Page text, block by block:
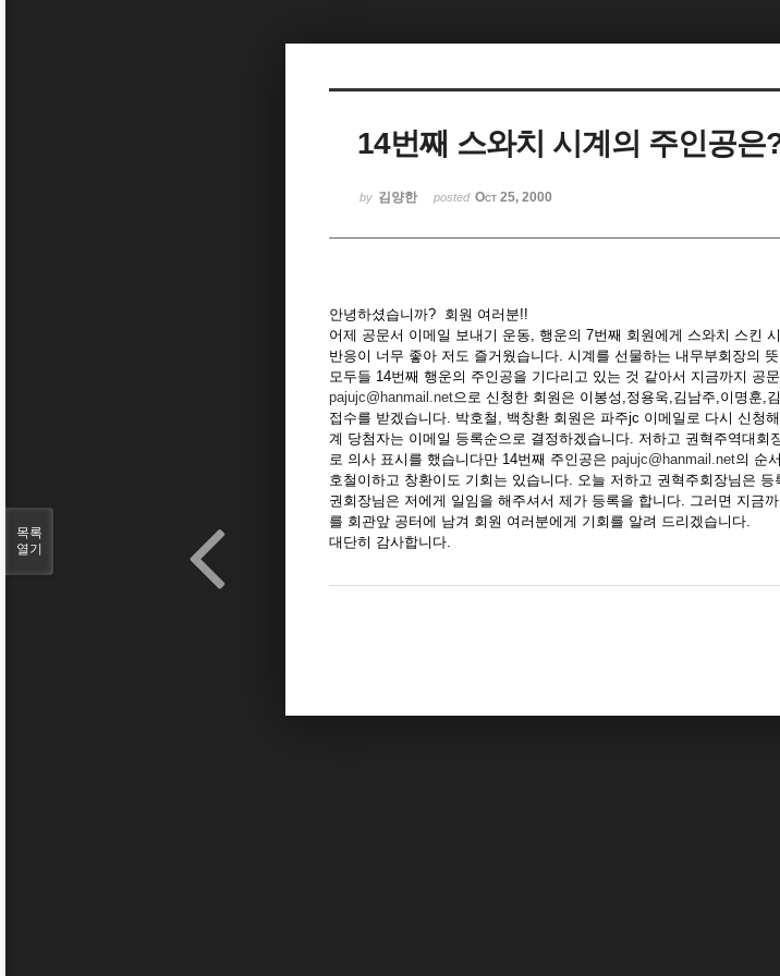
14번째 스와치 시계의 주인공은
by 김양한 posted Oct 25, 2000
안녕하셨습니까? 회원 여러분!!
어제 공문서 이메일 보내기 운동, 행운의 7번째 회원에게 스와치 스킨
반응이 너무 좋아 저도 즐거웠습니다. 시계를 선물하는 내무부회장의
모두들 14번째 행운의 주인공을 기다리고 있는 것 같아서 지금까지 공
pajujc@hanmail.net으로 신청한 회원은 이봉성,정용욱,김남주,이명훈,
접수를 받겠습니다. 박호철, 백창환 회원은 파주jc 이메일로 다시 신청
계 당첨자는 이메일 등록순으로 결정하겠습니다. 저하고 권혁주역대
로 의사 표시를 했습니다만 14번째 주인공은 pajujc@hanmail.net의 순
호철이하고 창환이도 기회는 있습니다. 오늘 저하고 권혁주회장님은 등
권회장님은 저에게 일임을 해주셔서 제가 등록을 합니다. 그러면 지금
를 회관앞 공터에 남겨 회원 여러분에게 기회를 알려 드리겠습니다.
대단히 감사합니다.
목록
열기
Sketchbook5, 스케치북5
Sketchbook5, 스케치북5